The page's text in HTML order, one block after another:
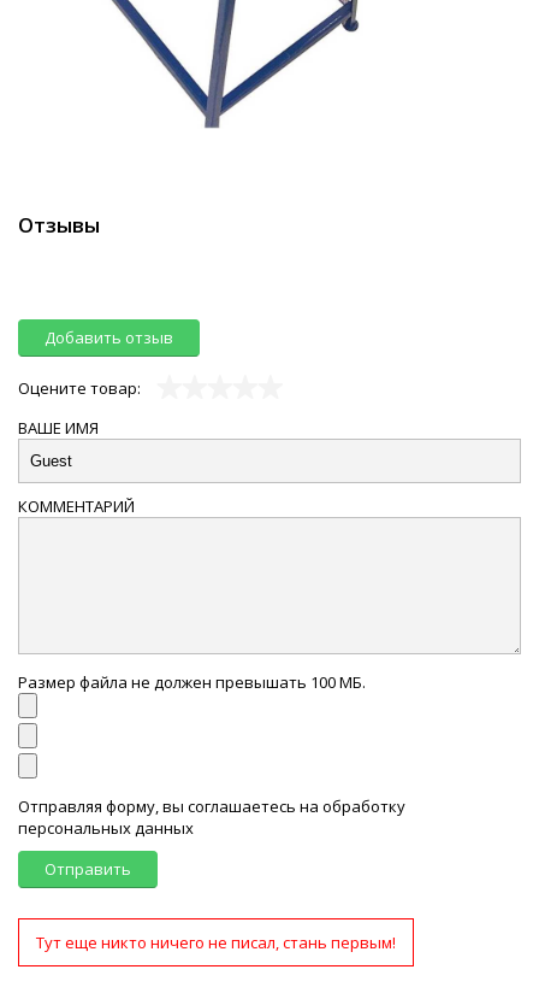
Отзывы
Добавить отзыв
Оцените товар:
ВАШЕ ИМЯ
КОММЕНТАРИЙ
Размер файла не должен превышать 100 МБ.
Отправляя форму, вы соглашаетесь на обработку
персональных данных
Отправить
Тут еще никто ничего не писал, стань первым!